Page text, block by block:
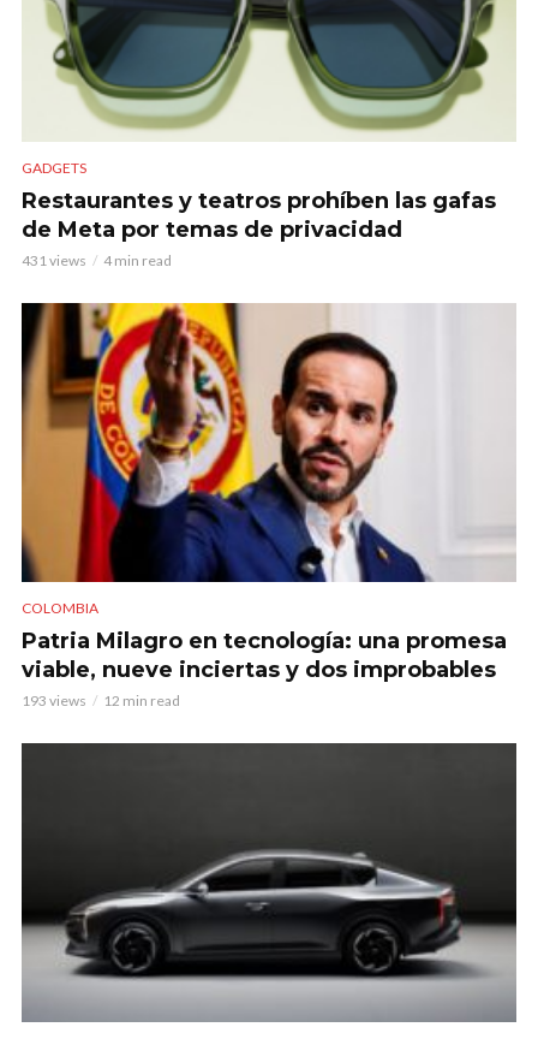
GADGETS
Restaurantes y teatros prohíben las gafas
de Meta por temas de privacidad
431 views 4 min read
COLOMBIA
Patria Milagro en tecnología: una promesa
viable, nueve inciertas y dos improbables
193 views 12 min read